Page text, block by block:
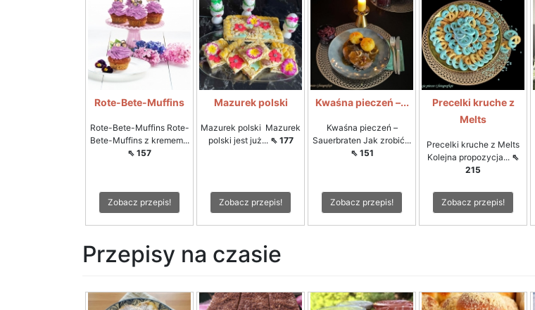
Rote-Bete-Muffins
Rote-Bete-Muffins Rote-
Bete-Muffins z kremem...
⇖ 157
Zobacz przepis!
Mazurek polski
Mazurek polski Mazurek
polski jest już... ⇖ 177
Zobacz przepis!
Kwaśna pieczeń –...
Kwaśna pieczeń –
Sauerbraten Jak zrobić...
⇖ 151
Zobacz przepis!
Precelki kruche z
Melts
Precelki kruche z Melts
Kolejna propozycja... ⇖
215
Zobacz przepis!
Przepisy na czasie